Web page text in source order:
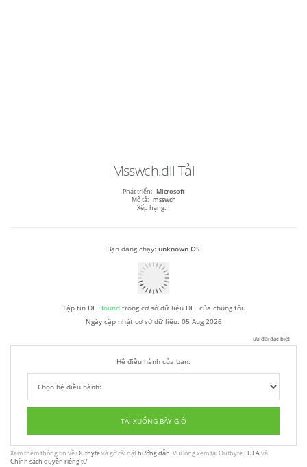
Msswch.dll Tải
Phát triển: Microsoft
Mô tả: msswch
Xếp hạng:
Bạn đang chạy: unknown OS
Tập tin DLL foundtrong cơ sở dữ liệu DLL của chúng tôi.
Ngày cập nhật cơ sở dữ liệu: 05 Aug 2026
ưu đãi đặc biệt
Hệ điều hành của bạn:
TẢI XUỐNG BÂY GIỜ
Xem thêm thông tin vềOutbytevà gỡ cài đặthướng dẫn. Vui lòng xem tại Outbyte EULAvà
Chính sách quyền riêng tư